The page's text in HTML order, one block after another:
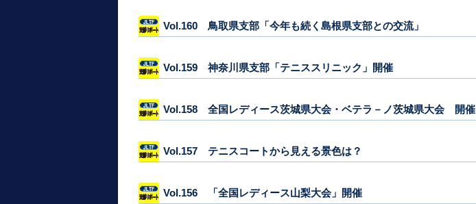
Vol.160 鳥取県支部「今年も続く島根県支部との交流」
Vol.159 神奈川県支部「テニススリニック」開催
Vol.158 全国レディース茨城県大会・ベテラ－ノ茨城県大会 開催
Vol.157 テニスコートから見える景色は？
Vol.156 「全国レディース山梨大会」開催